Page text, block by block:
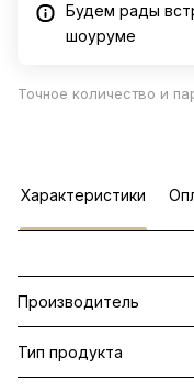
Будем рады
шоуруме
Точное количество и
Характеристики
Производитель
Тип продукта